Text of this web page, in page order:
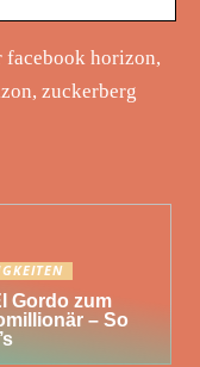
facebook horizon,
zuckerberg
Gordo zum
– So